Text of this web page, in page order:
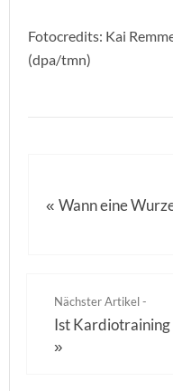
Fotocredits: Kai
(dpa/tmn)
«Wann eine
Nächster Artikel -
Ist
»